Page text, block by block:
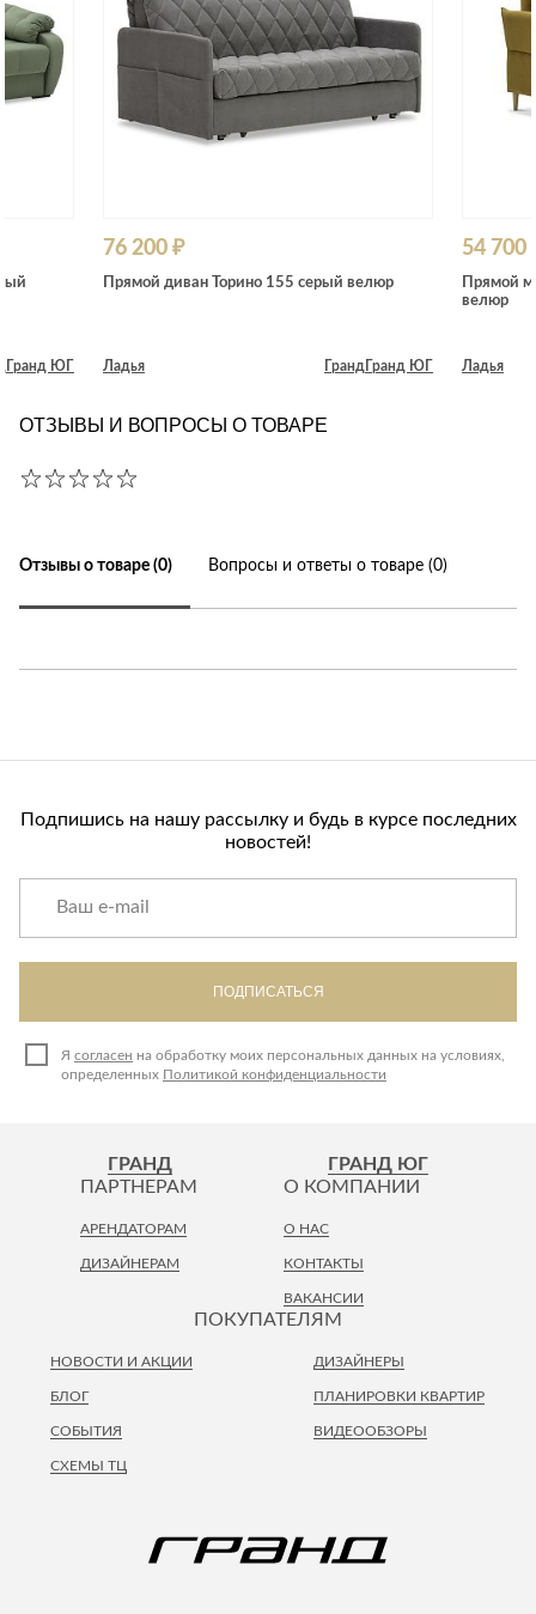
Гранд ЮГ
76 200 ₽
Прямой диван Торино 155 серый велюр
Ладья Гранд Гранд ЮГ
54 700
Прямой
велюр
Ладья
ОТЗЫВЫ И ВОПРОСЫ О ТОВАРЕ
Отзывы о товаре (0) Вопросы и ответы о товаре (0)
Подпишись на нашу рассылку и будь в курсе последних
новостей!
ПОДПИСАТЬСЯ
Я согласен на обработку моих персональных данных на условиях,
определенных Политикой конфиденциальности
ГРАНД ГРАНД ЮГ
ПОКУПАТЕЛЯМ
НОВОСТИ И АКЦИИ
ПЛАНИРОВКИ КВАРТИР
ВИДЕООБЗОРЫ
БЛОГ
СОБЫТИЯ
СХЕМЫ ТЦ
ДИЗАЙНЕРЫ
ПАРТНЕРАМ
АРЕНДАТОРАМ
ДИЗАЙНЕРАМ
О КОМПАНИИ
О НАС
КОНТАКТЫ
ВАКАНСИИ